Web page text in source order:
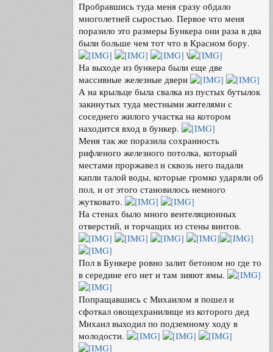
Пробравшись туда меня сразу обдало
многолетней сыростью. Первое что меня
поразило это размеры Бункера они раза в два
были больше чем тот что в Красном бору.
\
На выходе из бункера были еще две
массивные железные двери
А на крыльце была свалка из пустых бутылок
закинутых туда местными жителями с
соседнего жилого участка на котором
находится вход в бункер.
Меня так же поразила сохранность
рифленого железного потолка, который
местами проржавел и сквозь него падали
капли талой воды, которые громко ударяли об
пол, и от этого становилось немного
жутковато.
На стенах было много вентеляционных
отверстий, и торчащих из стены винтов.
Пол в Бункере ровно залит бетоном но где то
в середине его нет и там зияют ямы.
Попращавшись с Михаилом я пошел и
сфоткал овощехранилище из которого дед
Михаил выходил по подземному ходу в
молодости.